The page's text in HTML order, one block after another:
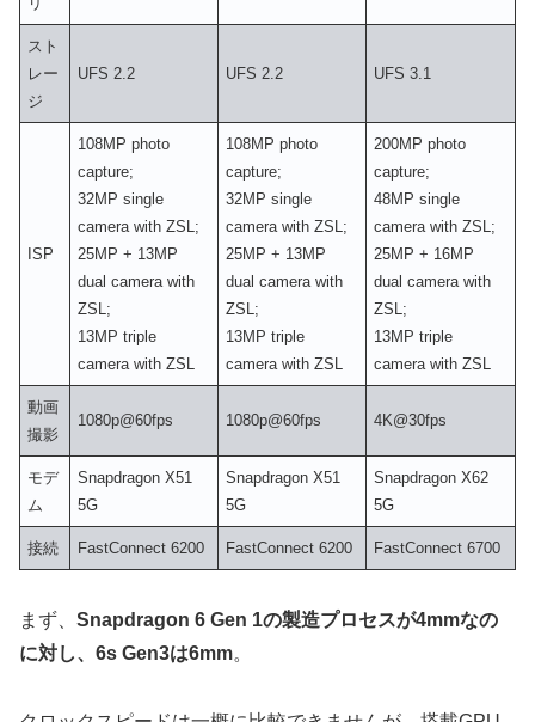
スト
レー
ジ
UFS 2.2 UFS 2.2 UFS 3.1
ISP
108MP photo
capture;
32MP single
camera with ZSL;
25MP + 13MP
dual camera with
ZSL;
13MP triple
camera with ZSL
108MP photo
capture;
32MP single
camera with ZSL;
25MP + 13MP
dual camera with
ZSL;
13MP triple
camera with ZSL
200MP photo
capture;
48MP single
camera with ZSL;
25MP + 16MP
dual camera with
ZSL;
13MP triple
camera with ZSL
動画
撮影
1080p@60fps 1080p@60fps 4K@30fps
モデ
ム
Snapdragon X51
5G
Snapdragon X51
5G
Snapdragon X62
5G
接続 FastConnect 6200 FastConnect 6200 FastConnect 6700
まず、 Snapdragon 6 Gen 1の製造プロセスが4mmなの
に対し、6s Gen3は6mm。